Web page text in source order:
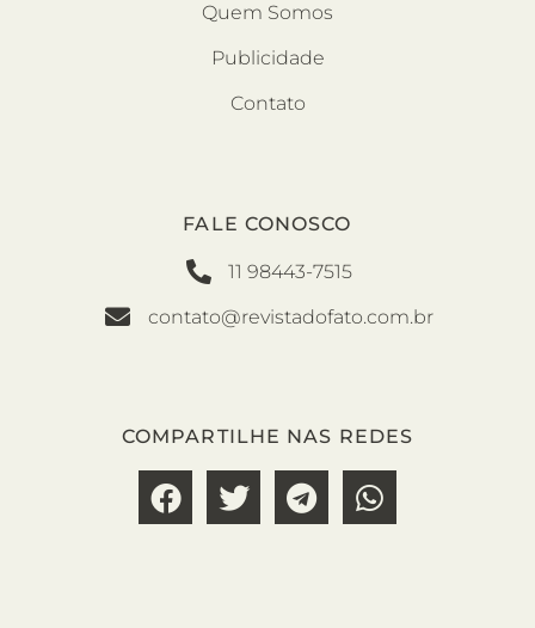
Quem Somos
Publicidade
Contato
FALE CONOSCO
11 98443-7515
contato@revistadofato.com.br
COMPARTILHE NAS REDES